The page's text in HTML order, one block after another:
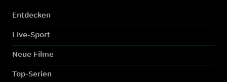
Entdecken
Live-Sport
Neue Filme
Top-Serien